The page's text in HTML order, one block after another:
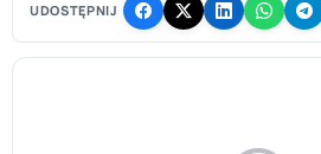
UDOSTĘPNIJ